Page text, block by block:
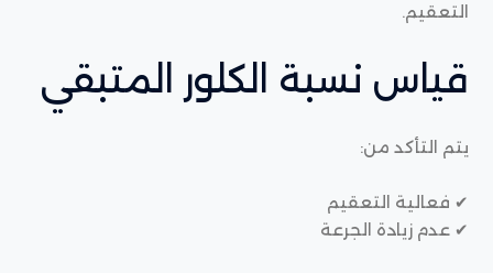
التعقيم.
قياس نسبة الكلور المتبقي
يتم التأكد من:
✔ فعالية التعقيم
✔ عدم زيادة الجرعة